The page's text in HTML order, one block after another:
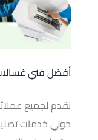
أفضل فني
نقدم لجميع
حولي خدمات